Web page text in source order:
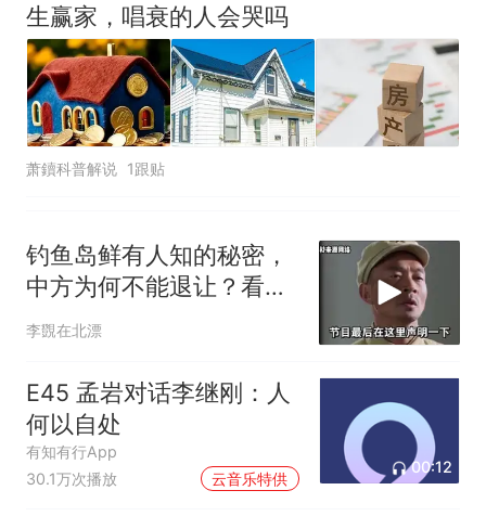
生赢家，唱衰的人会哭吗
萧鑟科普解说 1跟贴
钓鱼岛鲜有人知的秘密，
中方为何不能退让？看完
让国人自豪
李覴在北漂
E45 孟岩对话李继刚：人
何以自处
有知有行App
30.1万次播放
云音乐特供
00:12